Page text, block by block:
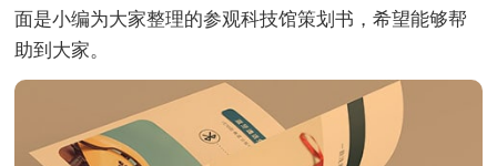
面是小编为大家整理的参观科技馆策划书，希望能够帮
助到大家。